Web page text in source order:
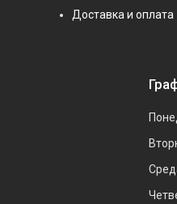
Доставка и оплата